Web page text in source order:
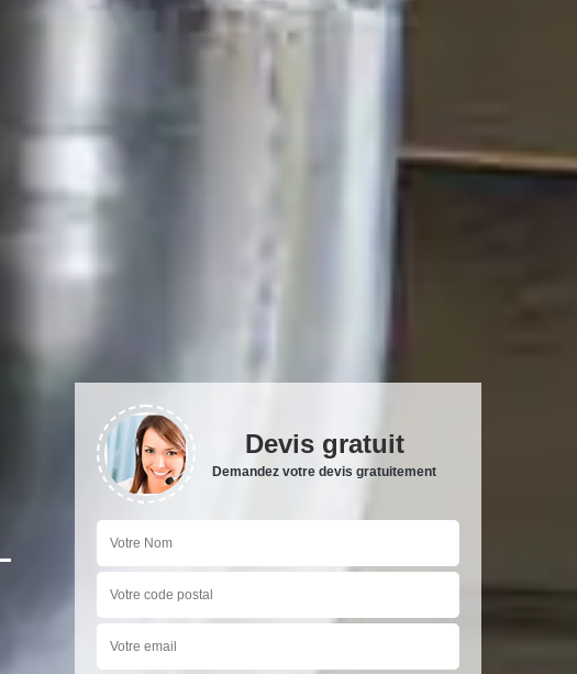
Devis gratuit
Demandez votre devis gratuitement